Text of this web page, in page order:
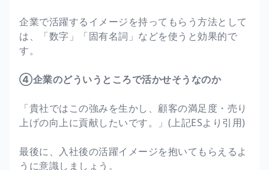
企業で活躍するイメージを持ってもらう方法として
は、「数字」「固有名詞」などを使うと効果的で
す。
④企業のどういうところで活かせそうなのか
「貴社ではこの強みを生かし、顧客の満足度・売り
上げの向上に貢献したいです。」(上記ESより引用)
最後に、入社後の活躍イメージを抱いてもらえるよ
うに意識しましょう。